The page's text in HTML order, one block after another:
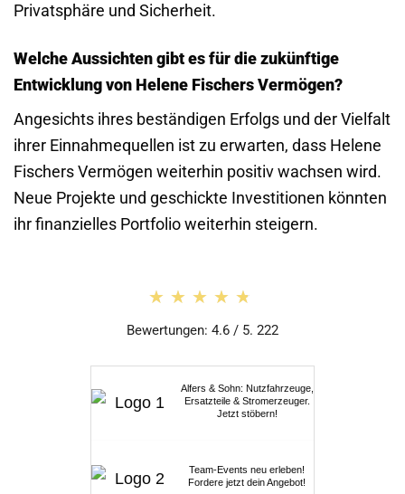
Privatsphäre und Sicherheit.
Welche Aussichten gibt es für die zukünftige
Entwicklung von Helene Fischers Vermögen?
Angesichts ihres beständigen Erfolgs und der Vielfalt
ihrer Einnahmequellen ist zu erwarten, dass Helene
Fischers Vermögen weiterhin positiv wachsen wird.
Neue Projekte und geschickte Investitionen könnten
ihr finanzielles Portfolio weiterhin steigern.
★★★★★
★★★★★
Bewertungen: 4.6 / 5. 222
Alfers & Sohn: Nutzfahrzeuge,
Ersatzteile & Stromerzeuger.
Jetzt stöbern!
Team-Events neu erleben!
Fordere jetzt dein Angebot!